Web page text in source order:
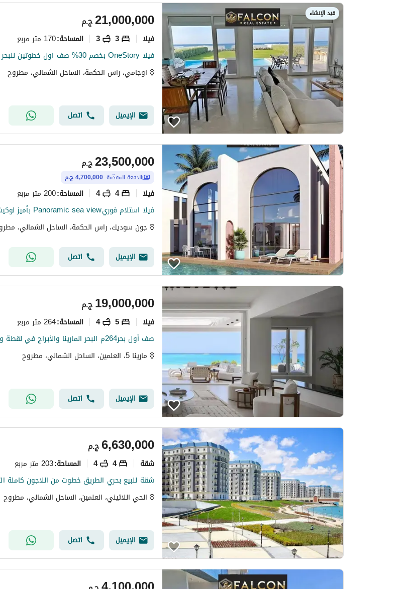
قيد الإنشاء
ج.م21,000,000
فیلا 3
3 المساحة:170 متر مربع
اوجامي، راس الحكمة، الساحل الشمالي، مطروح
الإيميل اتصل
ج.م23,500,000
الدفعة المقدّمة: 4,700,000 ج.م
فیلا 4
4 المساحة:200 متر مربع
جون سوديك، راس الحكمة، الساحل الشمالي،
الإيميل اتصل
ج.م19,000,000
فیلا 5
4 المساحة:264 متر مربع
مارينا 5، العلمين، الساحل الشمالي، مطروح
الإيميل اتصل
ج.م6,630,000
شقة 4
4 المساحة:203 متر مربع
الحي اللاتيني، العلمين، الساحل الشمالي، مطروح
الإيميل اتصل